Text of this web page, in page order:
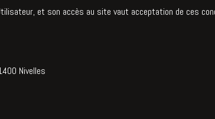
et son accès au site vaut acceptation de ces
Nivelles